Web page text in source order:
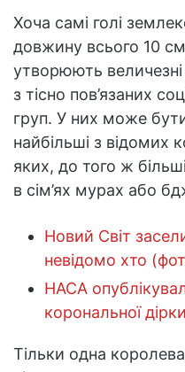
Хоча самі голі
довжину всього 10
утворюють величезні
з тісно пов’язаних
груп. У них може
найбільші з відомих
яких, до того ж
в сім’ях мурах або
Новий Світ
невідомо хто
НАСА
корональної
Тільки одна